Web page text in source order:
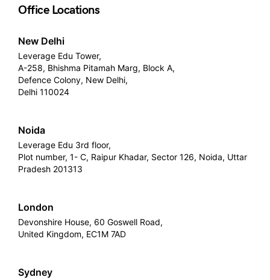
Office Locations
New Delhi
Leverage Edu Tower,
A-258, Bhishma Pitamah Marg, Block A,
Defence Colony, New Delhi,
Delhi 110024
Noida
Leverage Edu 3rd floor,
Plot number, 1- C, Raipur Khadar, Sector 126, Noida, Uttar
Pradesh 201313
London
Devonshire House, 60 Goswell Road,
United Kingdom, EC1M 7AD
Sydney